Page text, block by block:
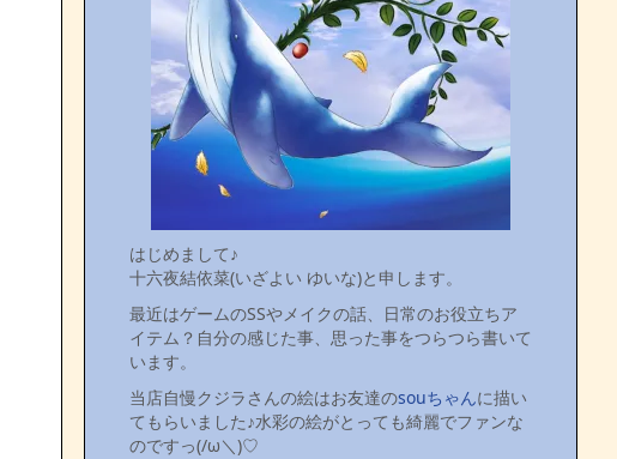
はじめまして♪
十六夜結依菜(いざよい ゆいな)と申します。
最近はゲームのSSやメイクの話、日常のお役立ちア
イテム？自分の感じた事、思った事をつらつら書いて
います。
当店自慢クジラさんの絵はお友達のsouちゃんに描い
てもらいました♪水彩の絵がとっても綺麗でファンな
のですっ(/ω＼)♡